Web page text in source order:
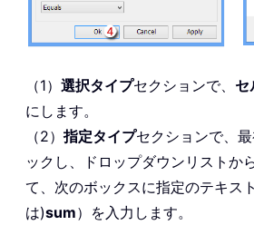
（1） 選択タイプセクションで、 セ
にします。
（2）指定タイプセクションで、
ックし、ドロップダウンリストか
て、次のボックスに指定のテキス
は)sum）を入力します。